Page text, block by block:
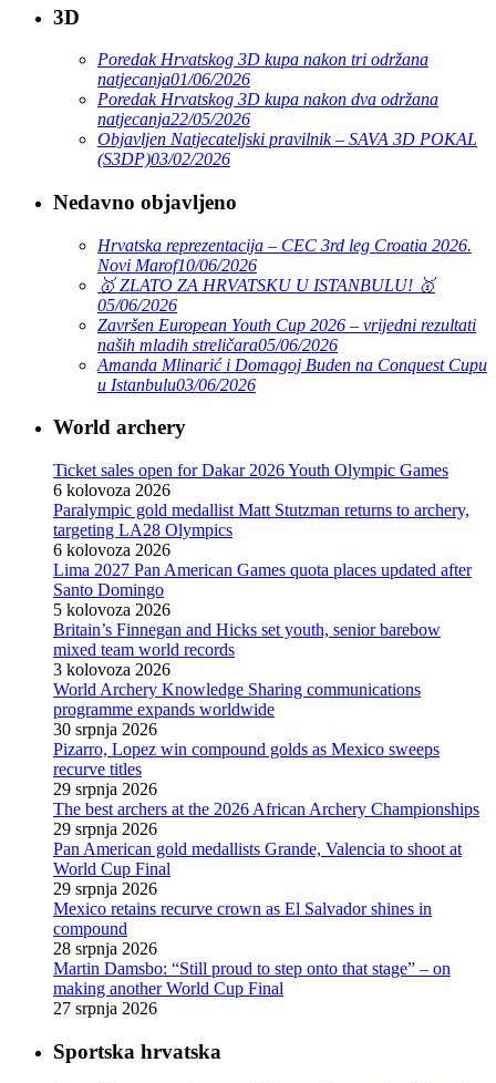
3D
Poredak Hrvatskog 3D kupa nakon tri održana
natjecanja01/06/2026
Poredak Hrvatskog 3D kupa nakon dva održana
natjecanja22/05/2026
Objavljen Natjecateljski pravilnik – SAVA 3D POKAL
(S3DP)03/02/2026
Nedavno objavljeno
Hrvatska reprezentacija – CEC 3rd leg Croatia 2026.
Novi Marof10/06/2026
🥇 ZLATO ZA HRVATSKU U ISTANBULU! 🥇
05/06/2026
Završen European Youth Cup 2026 – vrijedni rezultati
naših mladih streličara05/06/2026
Amanda Mlinarić i Domagoj Buden na Conquest Cupu
u Istanbulu03/06/2026
World archery
Ticket sales open for Dakar 2026 Youth Olympic Games
6 kolovoza 2026
Paralympic gold medallist Matt Stutzman returns to archery,
targeting LA28 Olympics
6 kolovoza 2026
Lima 2027 Pan American Games quota places updated after
Santo Domingo
5 kolovoza 2026
Britain’s Finnegan and Hicks set youth, senior barebow
mixed team world records
3 kolovoza 2026
World Archery Knowledge Sharing communications
programme expands worldwide
30 srpnja 2026
Pizarro, Lopez win compound golds as Mexico sweeps
recurve titles
29 srpnja 2026
The best archers at the 2026 African Archery Championships
29 srpnja 2026
Pan American gold medallists Grande, Valencia to shoot at
World Cup Final
29 srpnja 2026
Mexico retains recurve crown as El Salvador shines in
compound
28 srpnja 2026
Martin Damsbo: “Still proud to step onto that stage” – on
making another World Cup Final
27 srpnja 2026
Sportska hrvatska